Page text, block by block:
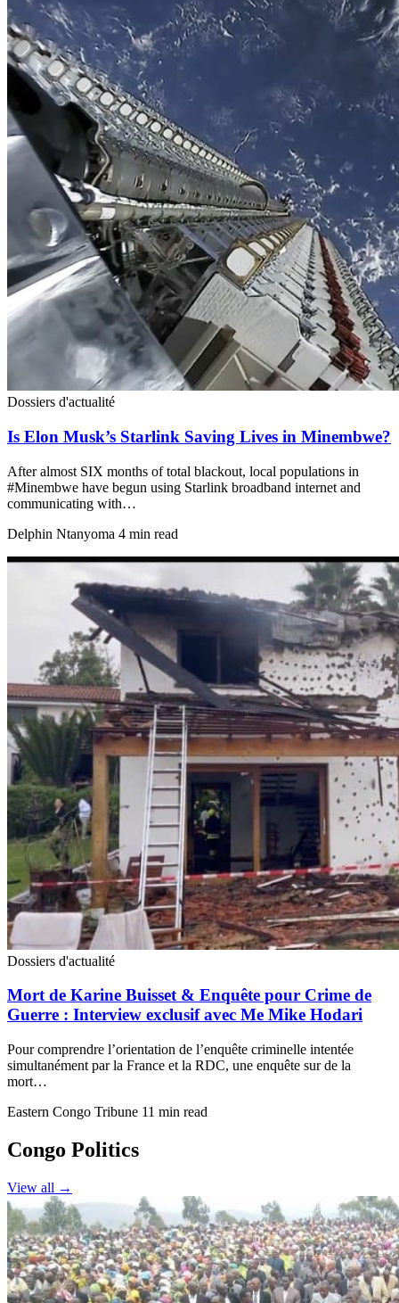
Dossiers d'actualité
Is Elon Musk’s Starlink Saving Lives in Minembwe?
After almost SIX months of total blackout, local populations in
#Minembwe have begun using Starlink broadband internet and
communicating with…
Delphin Ntanyoma 4 min read
Dossiers d'actualité
Mort de Karine Buisset & Enquête pour Crime de
Guerre : Interview exclusif avec Me Mike Hodari
Pour comprendre l’orientation de l’enquête criminelle intentée
simultanément par la France et la RDC, une enquête sur de la
mort…
Eastern Congo Tribune 11 min read
Congo Politics
View all →